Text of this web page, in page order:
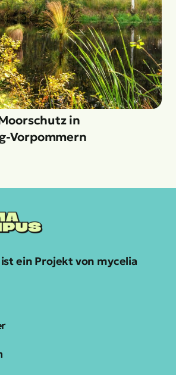
in
Vorpommern
ein Projekt von mycelia